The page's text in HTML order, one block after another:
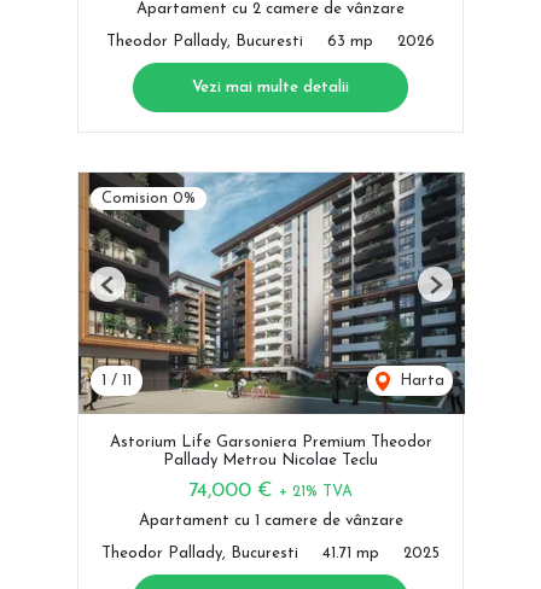
Apartament cu 2 camere de vânzare
Theodor Pallady, Bucuresti 63 mp 2026
Vezi mai multe detalii
Comision 0%
/ Harta
Previous Next
Astorium Life Garsoniera Premium Theodor
Pallady Metrou Nicolae Teclu
74,000 € + 21% TVA
Apartament cu 1 camere de vânzare
Theodor Pallady, Bucuresti 41.71 mp 2025